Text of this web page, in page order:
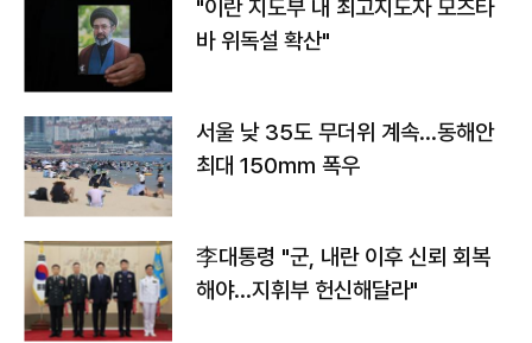
"이란 지도부 내 최고지도자 모즈타
바 위독설 확산"
서울 낮 35도 무더위 계속…동해안
최대 150㎜ 폭우
李대통령 "군, 내란 이후 신뢰 회복
해야…지휘부 헌신해달라"